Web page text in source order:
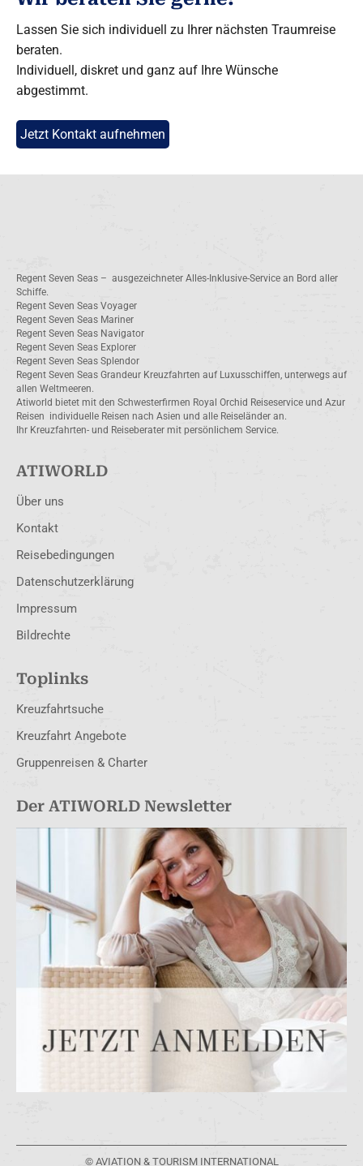
Lassen Sie sich individuell zu Ihrer nächsten Traumreise
beraten.
Individuell, diskret und ganz auf Ihre Wünsche
abgestimmt.
Jetzt Kontakt aufnehmen
Regent Seven Seas – ausgezeichneter Alles-Inklusive-Service an Bord aller
Schiffe.
Regent Seven Seas Voyager
Regent Seven Seas Mariner
Regent Seven Seas Navigator
Regent Seven Seas Explorer
Regent Seven Seas Splendor
Regent Seven Seas Grandeur Kreuzfahrten auf Luxusschiffen, unterwegs auf
allen Weltmeeren.
Atiworld bietet mit den Schwesterfirmen Royal Orchid Reiseservice und Azur
Reisen individuelle Reisen nach Asien und alle Reiseländer an.
Ihr Kreuzfahrten- und Reiseberater mit persönlichem Service.
ATIWORLD
Über uns
Kontakt
Reisebedingungen
Datenschutzerklärung
Impressum
Bildrechte
Toplinks
Kreuzfahrtsuche
Kreuzfahrt Angebote
Gruppenreisen & Charter
Der ATIWORLD Newsletter
© AVIATION & TOURISM INTERNATIONAL